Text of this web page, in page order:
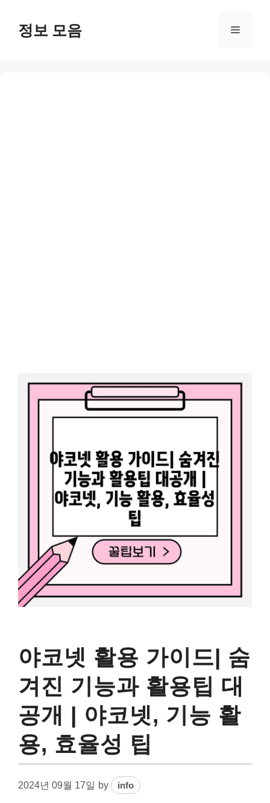
content정보 모음 Menu
야코넷 활용 가이드| 숨
겨진 기능과 활용팁 대
공개 | 야코넷, 기능 활
용, 효율성 팁
2024년 09월 17일 by info